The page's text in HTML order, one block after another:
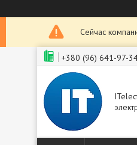
Сейчас
+380 (96) 641-97-